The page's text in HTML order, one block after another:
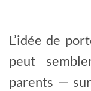
L’idée de
peut
parents —